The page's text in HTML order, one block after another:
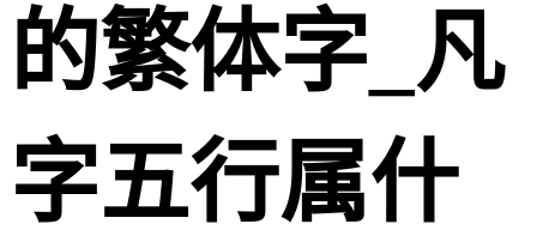
的繁体字_凡
字五行属什